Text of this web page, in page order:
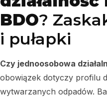
BDO?
i pułapki
Czy jednoosobowa
obowiązek dotyczy profilu
wytwarzanych odpadów.